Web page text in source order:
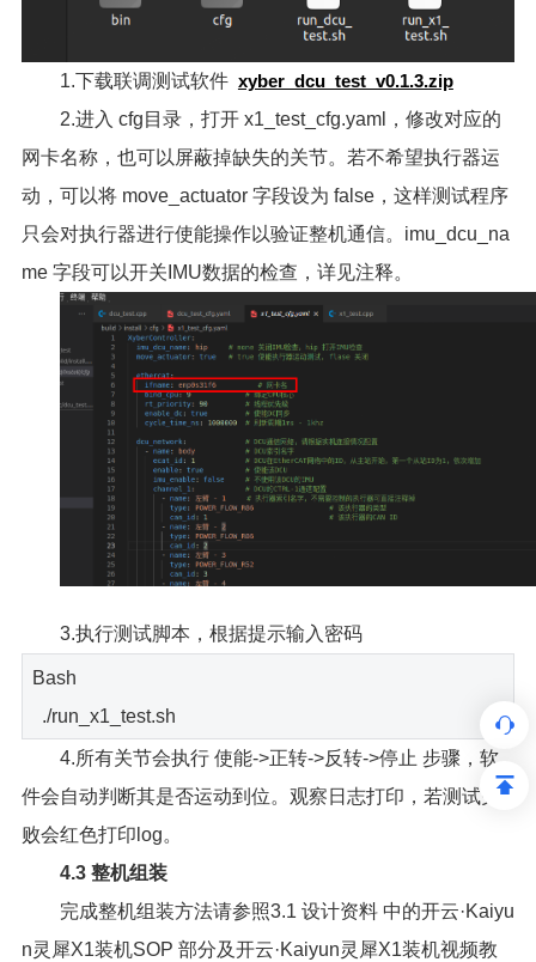
1.下载联调测试软件 xyber_dcu_test_v0.1.3.zip
2.进入 cfg目录，打开 x1_test_cfg.yaml，修改对应的
网卡名称，也可以屏蔽掉缺失的关节。若不希望执行器运
动，可以将 move_actuator 字段设为 false，这样测试程序
只会对执行器进行使能操作以验证整机通信。imu_dcu_na
me 字段可以开关IMU数据的检查，详见注释。
3.执行测试脚本，根据提示输入密码
Bash
./run_x1_test.sh
4.所有关节会执行 使能->正转->反转->停止 步骤，软
件会自动判断其是否运动到位。观察日志打印，若测试失
败会红色打印log。
4.3 整机组装
完成整机组装方法请参照3.1 设计资料 中的开云·Kaiyu
n灵犀X1装机SOP 部分及开云·Kaiyun灵犀X1装机视频教